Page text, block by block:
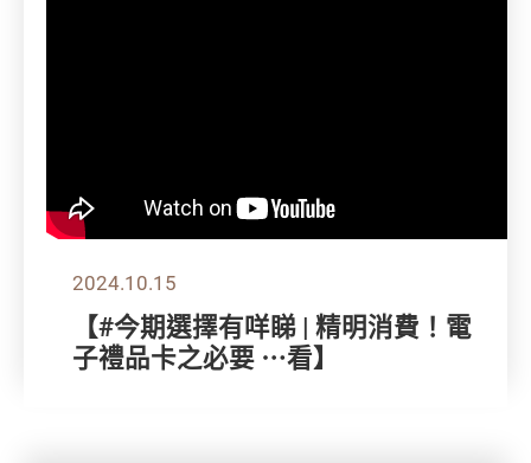
2024.10.15
【#今期選擇有咩睇 | 精明消費！電
子禮品卡之必要 ⋯看】